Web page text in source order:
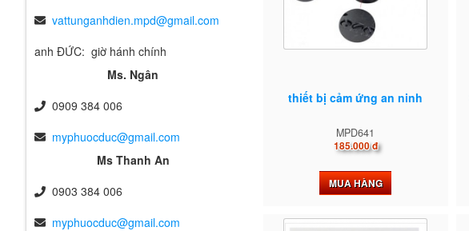
thiết bị cảm ứng an ninh
MPD641
185.000 đ
MUA HÀNG
vattunganhdien.mpd@gmail.com
anh ĐỨC: giờ hánh chính
Ms. Ngân
0909 384 006
myphuocduc@gmail.com
Ms Thanh An
0903 384 006
myphuocduc@gmail.com